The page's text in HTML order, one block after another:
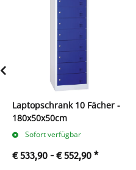
Laptopschrank 10 Fächer -
180x50x50cm
Sofort verfügbar
€ 533,90 -€ 552,90 *